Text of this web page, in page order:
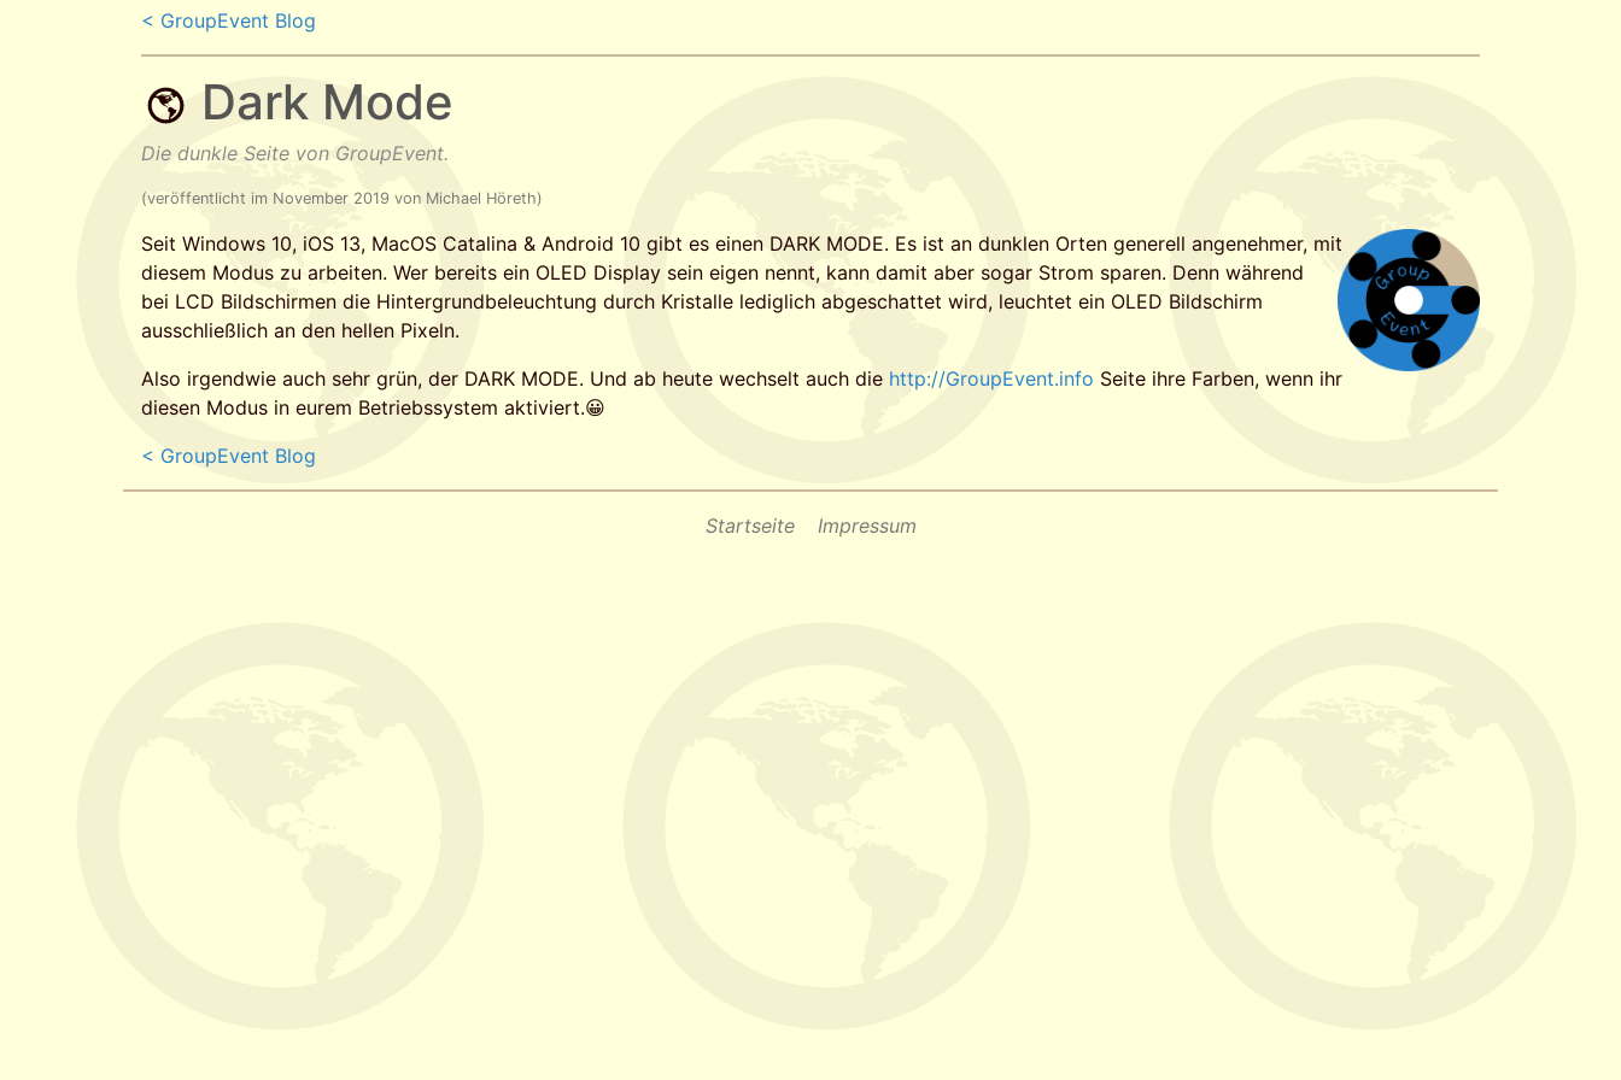
< GroupEvent Blog
Dark Mode
Die dunkle Seite von GroupEvent.
(veröffentlicht im November 2019 von Michael Höreth)
Seit Windows 10, iOS 13, MacOS Catalina & Android 10 gibt es einen DARK MODE. Es ist an dunklen Orten generell angenehmer, mit
diesem Modus zu arbeiten. Wer bereits ein OLED Display sein eigen nennt, kann damit aber sogar Strom sparen. Denn während
bei LCD Bildschirmen die Hintergrundbeleuchtung durch Kristalle lediglich abgeschattet wird, leuchtet ein OLED Bildschirm
ausschließlich an den hellen Pixeln.
Also irgendwie auch sehr grün, der DARK MODE. Und ab heute wechselt auch die http://GroupEvent.info Seite ihre Farben, wenn ihr
diesen Modus in eurem Betriebssystem aktiviert.😀
< GroupEvent Blog
Startseite Impressum